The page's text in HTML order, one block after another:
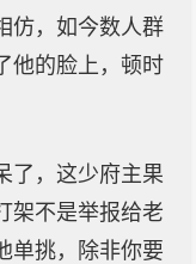
仿，如今数人群
他的脸上，顿时
了，这少府主果
架不是举报给老
单挑，除非你要